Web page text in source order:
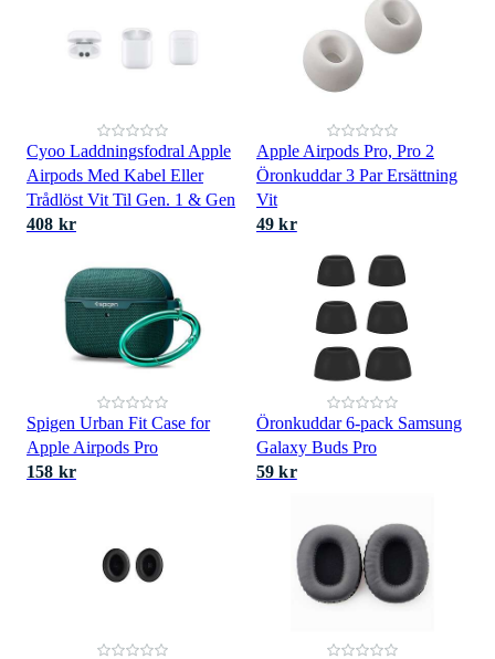
Cyoo Laddningsfodral Apple
Airpods Med Kabel Eller
Trådlöst Vit Til Gen. 1 & Gen
408 kr
Apple Airpods Pro, Pro 2
Öronkuddar 3 Par Ersättning
Vit
49 kr
Spigen Urban Fit Case for
Apple Airpods Pro
158 kr
Öronkuddar 6-pack Samsung
Galaxy Buds Pro
59 kr